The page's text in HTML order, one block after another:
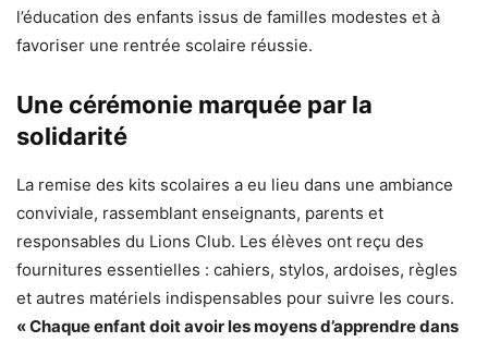
l’éducation des enfants issus de familles modestes et à
favoriser une rentrée scolaire réussie.
Une cérémonie marquée par la
solidarité
La remise des kits scolaires a eu lieu dans une ambiance
conviviale, rassemblant enseignants, parents et
responsables du Lions Club. Les élèves ont reçu des
fournitures essentielles : cahiers, stylos, ardoises, règles
et autres matériels indispensables pour suivre les cours.
« Chaque enfant doit avoir les moyens d’apprendre dans